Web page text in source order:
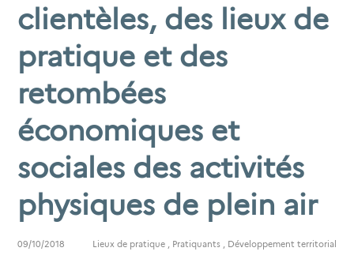
clientèles, des lieux de
pratique et des
retombées
économiques et
sociales des activités
physiques de plein air
09/10/2018 Lieux de pratique Pratiquants Développement territorial